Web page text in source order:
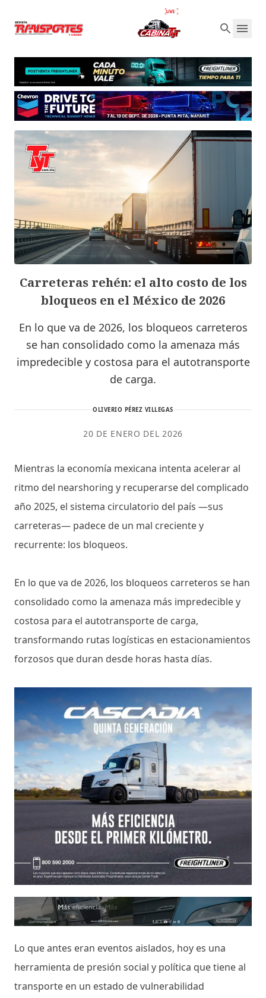
Carreteras rehén: el alto costo de los
bloqueos en el México de 2026
En lo que va de 2026, los bloqueos carreteros
se han consolidado como la amenaza más
impredecible y costosa para el autotransporte
de carga.
OLIVERIO PÉREZ VILLEGAS
20 DE ENERO DEL 2026
Mientras la economía mexicana intenta acelerar al
ritmo del nearshoring y recuperarse del complicado
año 2025, el sistema circulatorio del país —sus
carreteras— padece de un mal creciente y
recurrente: los bloqueos.
En lo que va de 2026, los bloqueos carreteros se han
consolidado como la amenaza más impredecible y
costosa para el autotransporte de carga,
transformando rutas logísticas en estacionamientos
forzosos que duran desde horas hasta días.
Lo que antes eran eventos aislados, hoy es una
herramienta de presión social y política que tiene al
transporte en un estado de vulnerabilidad